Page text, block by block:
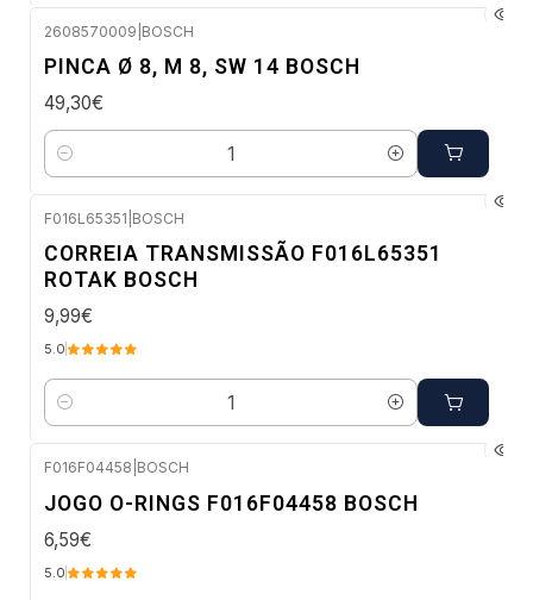
2608570009 BOSCH
PINCA Ø 8, M 8, SW 14 BOSCH
49,30€
Quantidade
F016L65351 BOSCH
CORREIA TRANSMISSÃO F016L65351
ROTAK BOSCH
9,99€
5.0
Quantidade
F016F04458 BOSCH
JOGO O-RINGS F016F04458 BOSCH
6,59€
5.0